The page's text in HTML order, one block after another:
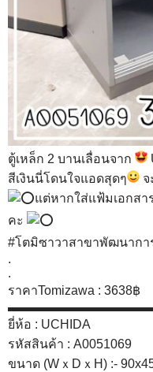
ตู้เหล็ก 2 บานเลื่อนจาก
สีเงินนี่โดนใจแอดสุดๆ
จ
แต่หากใส่แฟ้มเอกสา
คะ
#โตมิซาวาสาขาพัฒนากา
.
.
ราคาTomizawa : 3638฿
ยี่ห้อ : UCHIDA
รหัสสินค้า : A0051069
ขนาด (WｘDｘH) :-